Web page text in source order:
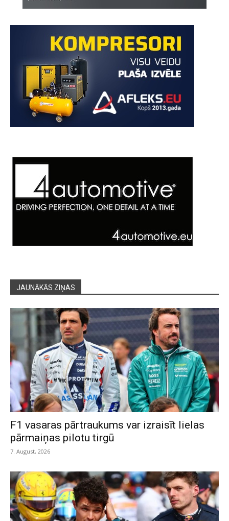
JAUNĀKĀS ZIŅAS
F1 vasaras pārtraukums var izraisīt lielas
pārmaiņas pilotu tirgū
7. August, 2026